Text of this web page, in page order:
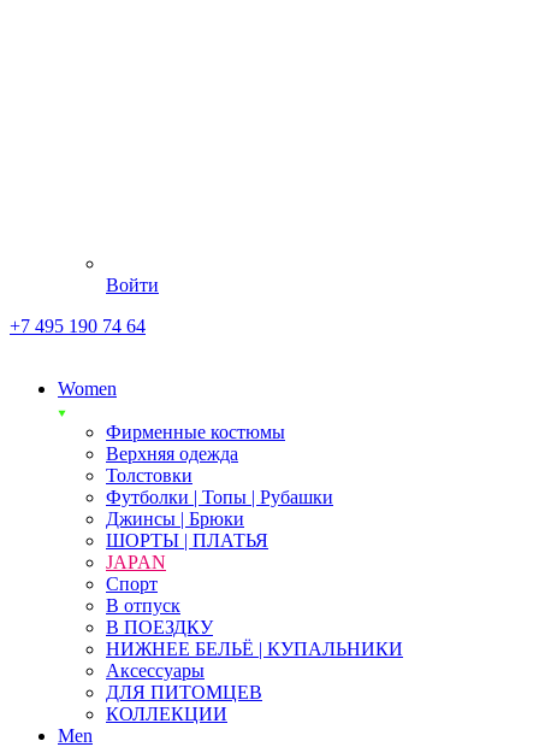
Войти
+7 495 190 74 64
Women
Фирменные костюмы
Верхняя одежда
Толстовки
Футболки | Топы | Рубашки
Джинсы | Брюки
ШОРТЫ | ПЛАТЬЯ
JAPAN
Спорт
В отпуск
В ПОЕЗДКУ
НИЖНЕЕ БЕЛЬЁ | КУПАЛЬНИКИ
Аксессуары
ДЛЯ ПИТОМЦЕВ
КОЛЛЕКЦИИ
Men